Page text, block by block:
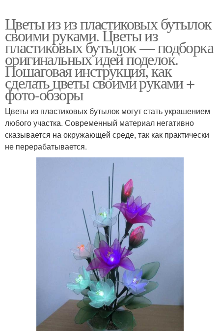
Цветы из из пластиковых бутылок
своими руками. Цветы из
пластиковых бутылок — подборка
оригинальных идей поделок.
Пошаговая инструкция, как
сделать цветы своими руками +
фото-обзоры
Цветы из пластиковых бутылок могут стать украшением
любого участка. Современный материал негативно
сказывается на окружающей среде, так как практически
не перерабатывается.